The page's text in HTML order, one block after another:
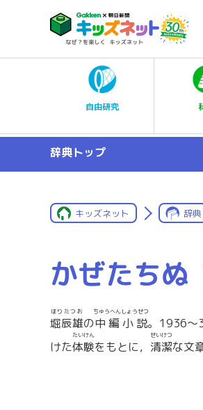
自由研究
辞典トップ
キッズネット 辞典
かぜたちぬ
堀辰雄
ほりたつお
の中編小説
ちゅうへんしょうせつ
。1936〜
けた体験
たいけん
をもとに， 清潔
せいけつ
な文